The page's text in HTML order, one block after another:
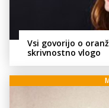
Vsi govorijo o
skrivnostno vlogo